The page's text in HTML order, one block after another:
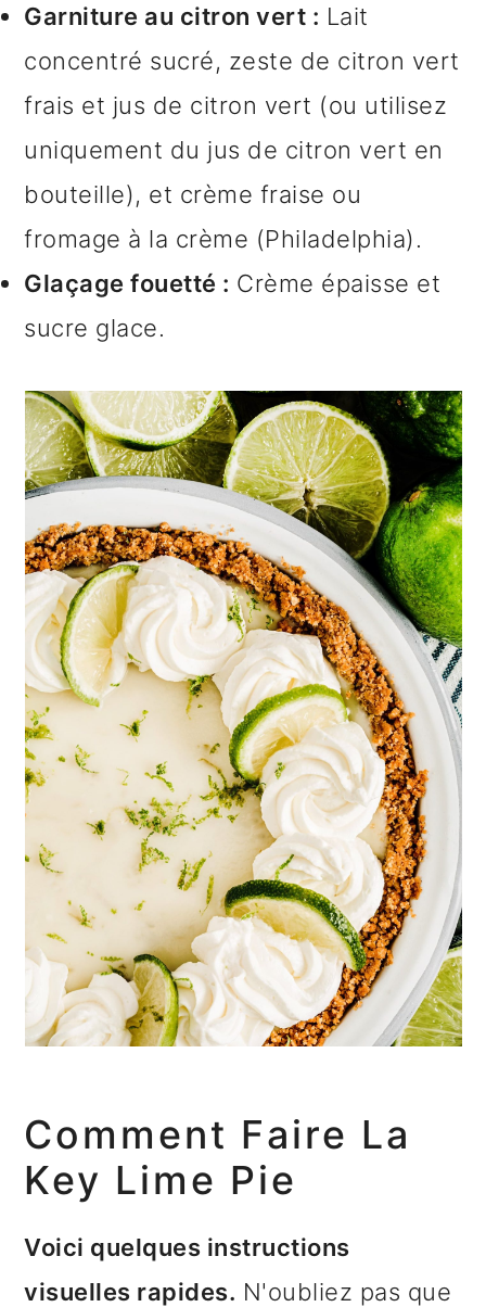
Garniture au citron vert : Lait
concentré sucré, zeste de citron vert
frais et jus de citron vert (ou utilisez
uniquement du jus de citron vert en
bouteille), et crème fraise ou
fromage à la crème (Philadelphia).
Glaçage fouetté : Crème épaisse et
sucre glace.
Comment Faire La
Key Lime Pie
Voici quelques instructions
visuelles rapides. N'oubliez pas que